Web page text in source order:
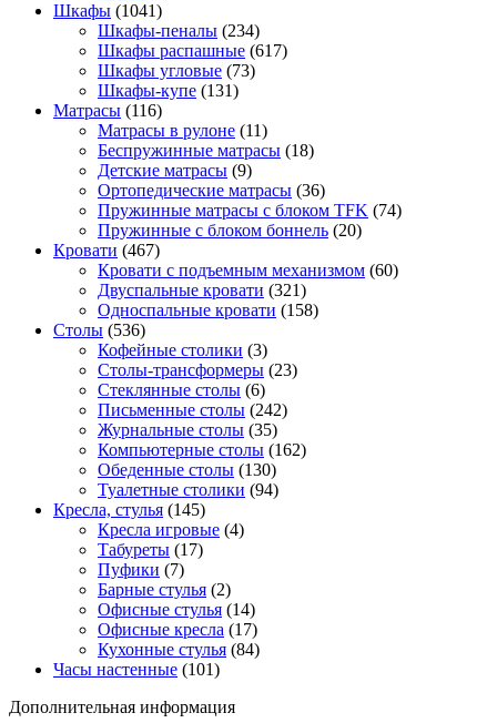
Шкафы (1041)
Шкафы-пеналы (234)
Шкафы распашные (617)
Шкафы угловые (73)
Шкафы-купе (131)
Матрасы (116)
Матрасы в рулоне (11)
Беспружинные матрасы (18)
Детские матрасы (9)
Ортопедические матрасы (36)
Пружинные матрасы с блоком TFK (74)
Пружинные с блоком боннель (20)
Кровати (467)
Кровати с подъемным механизмом (60)
Двуспальные кровати (321)
Односпальные кровати (158)
Столы (536)
Кофейные столики (3)
Столы-трансформеры (23)
Стеклянные столы (6)
Письменные столы (242)
Журнальные столы (35)
Компьютерные столы (162)
Обеденные столы (130)
Туалетные столики (94)
Кресла, стулья (145)
Кресла игровые (4)
Табуреты (17)
Пуфики (7)
Барные стулья (2)
Офисные стулья (14)
Офисные кресла (17)
Кухонные стулья (84)
Часы настенные (101)
Дополнительная информация